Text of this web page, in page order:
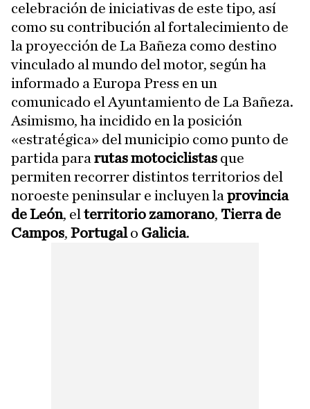
celebración de iniciativas de este tipo, así
como su contribución al fortalecimiento de
la proyección de La Bañeza como destino
vinculado al mundo del motor, según ha
informado a Europa Press en un
comunicado el Ayuntamiento de La Bañeza.
Asimismo, ha incidido en la posición
«estratégica» del municipio como punto de
partida para rutas motociclistas que
permiten recorrer distintos territorios del
noroeste peninsular e incluyen la provincia
de León, el territorio zamorano, Tierra de
Campos, Portugalo Galicia.